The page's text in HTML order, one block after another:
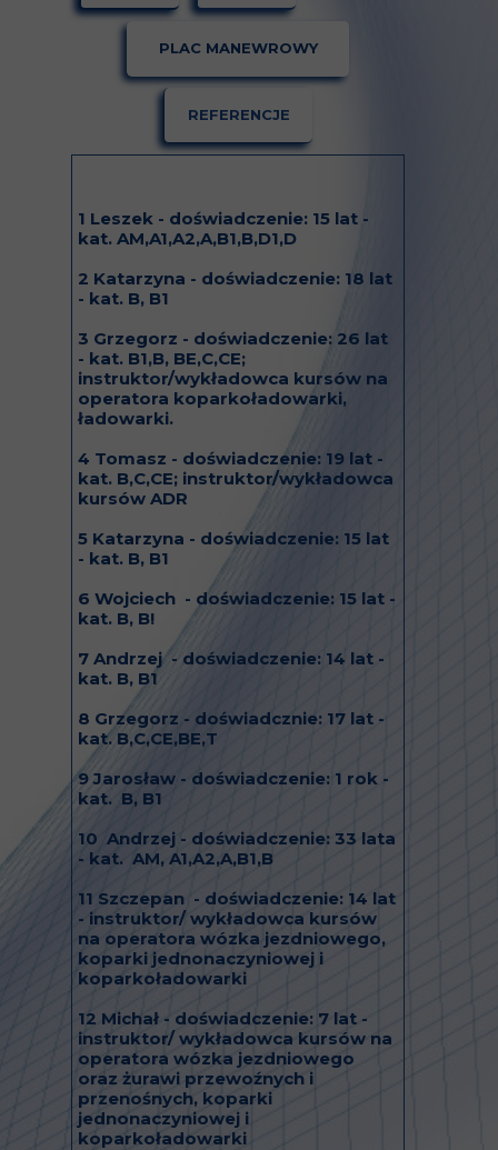
PLAC MANEWROWY
REFERENCJE
1 Leszek - doświadczenie: 15 lat -
kat. AM,A1,A2,A,B1,B,D1,D
2 Katarzyna - doświadczenie: 18 lat
- kat. B, B1
3 Grzegorz - doświadczenie: 26 lat
- kat. B1,B, BE,C,CE;
instruktor/wykładowca kursów na
operatora koparkoładowarki,
ładowarki.
4 Tomasz - doświadczenie: 19 lat -
kat. B,C,CE; instruktor/wykładowca
kursów ADR
5 Katarzyna - doświadczenie: 15 lat
- kat. B, B1
6 Wojciech - doświadczenie: 15 lat -
kat. B, B!
7 Andrzej - doświadczenie: 14 lat -
kat. B, B1
8 Grzegorz - doświadcznie: 17 lat -
kat. B,C,CE,BE,T
9 Jarosław - doświadczenie: 1 rok -
kat. B, B1
10 Andrzej - doświadczenie: 33 lata
- kat. AM, A1,A2,A,B1,B
11 Szczepan - doświadczenie: 14 lat
- instruktor/ wykładowca kursów
na operatora wózka jezdniowego,
koparki jednonaczyniowej i
koparkoładowarki
12 Michał - doświadczenie: 7 lat -
instruktor/ wykładowca kursów na
operatora wózka jezdniowego
oraz żurawi przewoźnych i
przenośnych, koparki
jednonaczyniowej i
koparkoładowarki